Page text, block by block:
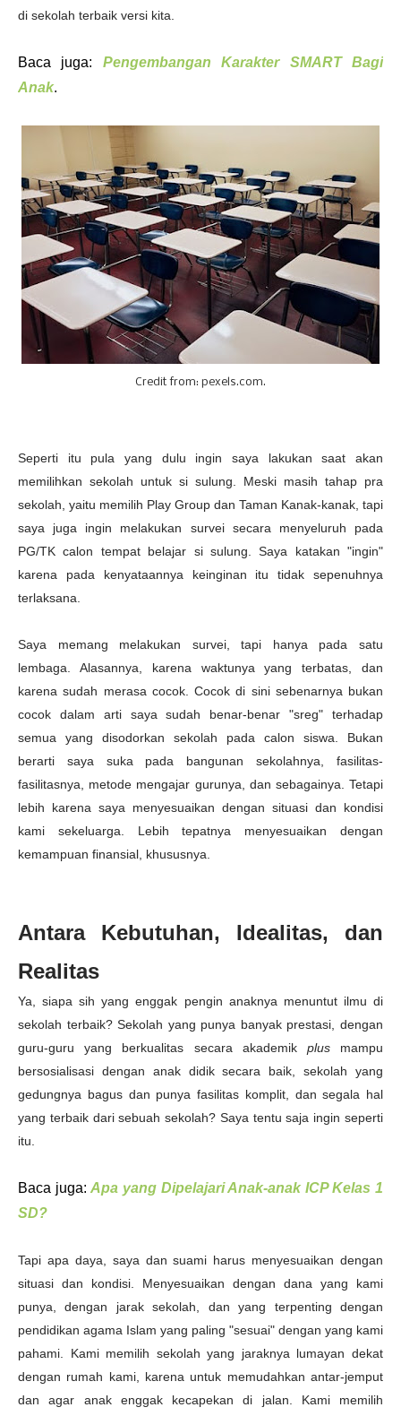
di sekolah terbaik versi kita.
Baca juga: Pengembangan Karakter SMART Bagi
Anak.
Credit from: pexels.com.
Seperti itu pula yang dulu ingin saya lakukan saat akan
memilihkan sekolah untuk si sulung. Meski masih tahap pra
sekolah, yaitu memilih Play Group dan Taman Kanak-kanak, tapi
saya juga ingin melakukan survei secara menyeluruh pada
PG/TK calon tempat belajar si sulung. Saya katakan "ingin"
karena pada kenyataannya keinginan itu tidak sepenuhnya
terlaksana.
Saya memang melakukan survei, tapi hanya pada satu
lembaga. Alasannya, karena waktunya yang terbatas, dan
karena sudah merasa cocok. Cocok di sini sebenarnya bukan
cocok dalam arti saya sudah benar-benar "sreg" terhadap
semua yang disodorkan sekolah pada calon siswa. Bukan
berarti saya suka pada bangunan sekolahnya, fasilitas-
fasilitasnya, metode mengajar gurunya, dan sebagainya. Tetapi
lebih karena saya menyesuaikan dengan situasi dan kondisi
kami sekeluarga. Lebih tepatnya menyesuaikan dengan
kemampuan finansial, khususnya.
Antara Kebutuhan, Idealitas, dan
Realitas
Ya, siapa sih yang enggak pengin anaknya menuntut ilmu di
sekolah terbaik? Sekolah yang punya banyak prestasi, dengan
guru-guru yang berkualitas secara akademik plusmampu
bersosialisasi dengan anak didik secara baik, sekolah yang
gedungnya bagus dan punya fasilitas komplit, dan segala hal
yang terbaik dari sebuah sekolah? Saya tentu saja ingin seperti
itu.
Baca juga:Apa yang Dipelajari Anak-anak ICP Kelas 1
SD?
Tapi apa daya, saya dan suami harus menyesuaikan dengan
situasi dan kondisi. Menyesuaikan dengan dana yang kami
punya, dengan jarak sekolah, dan yang terpenting dengan
pendidikan agama Islam yang paling "sesuai" dengan yang kami
pahami. Kami memilih sekolah yang jaraknya lumayan dekat
dengan rumah kami, karena untuk memudahkan antar-jemput
dan agar anak enggak kecapekan di jalan. Kami memilih